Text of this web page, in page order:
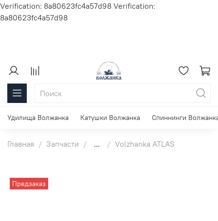
Verification: 8a80623fc4a57d98 Verification:
8a80623fc4a57d98
Удилища Волжанка Катушки Волжанка Спиннинги
Главная Запчасти ... Volzhanka ATLAS
Предзаказ